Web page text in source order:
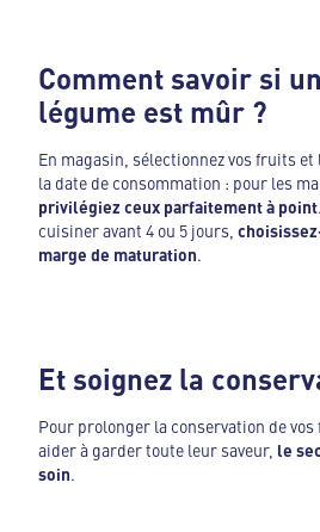
Comment savoir si
légume est mûr ?
En magasin, sélectionnez vos fruits
la date de consommation : pour les
privilégiez ceux parfaitement à point
cuisiner avant 4 ou 5 jours,
marge de maturation.
Et soignez la
Pour prolonger la conservation de
aider à garder toute leur saveur, le
soin.